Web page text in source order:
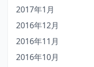
2017年1月
2016年12月
2016年11月
2016年10月